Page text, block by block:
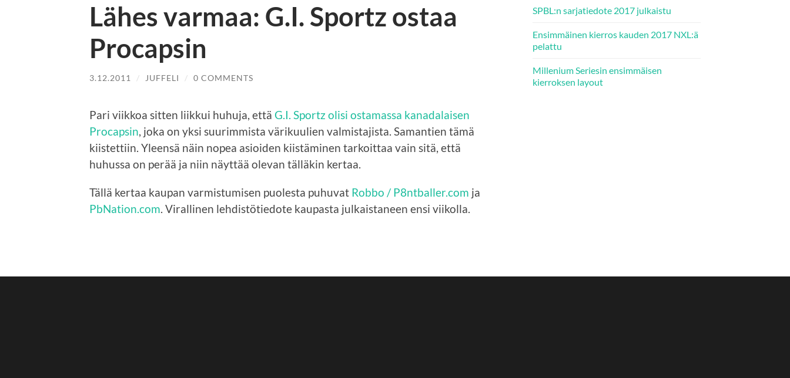
Lähes varmaa: G.I. Sportz ostaa
Procapsin
3.12.2011 / JUFFELI / 0 COMMENTS
Pari viikkoa sitten liikkui huhuja, että G.I. Sportz olisi ostamassa kanadalaisen
Procapsin, joka on yksi suurimmista värikuulien valmistajista. Samantien tämä
kiistettiin. Yleensä näin nopea asioiden kiistäminen tarkoittaa vain sitä, että
huhussa on perää ja niin näyttää olevan tälläkin kertaa.
Tällä kertaa kaupan varmistumisen puolesta puhuvat Robbo / P8ntballer.com ja
PbNation.com. Virallinen lehdistötiedote kaupasta julkaistaneen ensi viikolla.
SPBL:n sarjatiedote 2017 julkaistu
Ensimmäinen kierros kauden 2017 NXL:ä
pelattu
Millenium Seriesin ensimmäisen
kierroksen layout